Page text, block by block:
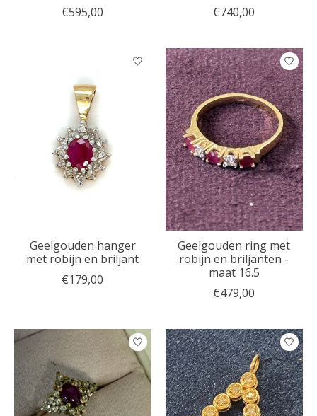
€595,00
€740,00
Geelgouden hanger
met robijn en briljant
€179,00
Geelgouden ring met
robijn en briljanten -
maat 16.5
€479,00